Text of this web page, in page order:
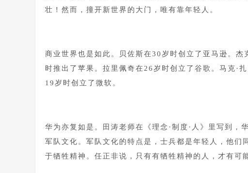
壮！然而，撞开新世界的大门，唯有靠年轻人。
商业世界也是如此。贝佐斯在30岁时创立了亚马逊。
时推出了苹果。拉里佩奇在26岁时创立了谷歌。马克·
19岁时创立了微软。
华为亦复如是。田涛老师在《理念·制度·人》里写到，
军队文化。军队文化的特点是，士兵都是年轻人，他们
于牺牲精神。任正非说，只有有牺牲精神的人，才有可